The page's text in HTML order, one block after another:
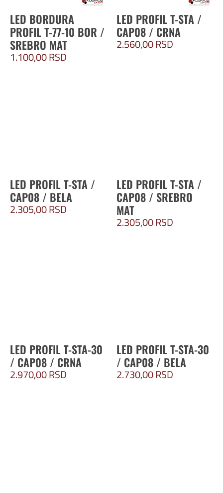
LED BORDURA
PROFIL T-77-10 BOR /
SREBRO MAT
1.100,00RSD
LED PROFIL T-STA /
CAP08 / CRNA
2.560,00RSD
LED PROFIL T-STA /
CAP08 / BELA
2.305,00RSD
LED PROFIL T-STA /
CAP08 / SREBRO
MAT
2.305,00RSD
LED PROFIL T-STA-30
/ CAP08 / CRNA
2.970,00RSD
LED PROFIL T-STA-30
/ CAP08 / BELA
2.730,00RSD